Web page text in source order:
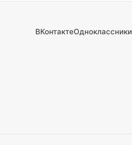
ВКонтактеОдноклассники